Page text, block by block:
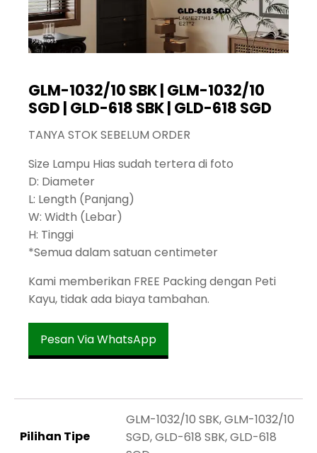
GLM-1032/10 SBK | GLM-1032/10
SGD | GLD-618 SBK | GLD-618 SGD
TANYA STOK SEBELUM ORDER
Size Lampu Hias sudah tertera di foto
D: Diameter
L: Length (Panjang)
W: Width (Lebar)
H: Tinggi
*Semua dalam satuan centimeter
Kami memberikan FREE Packing dengan Peti
Kayu, tidak ada biaya tambahan.
Pesan Via WhatsApp
Pilihan Tipe
GLM-1032/10 SBK, GLM-1032/10
SGD, GLD-618 SBK, GLD-618